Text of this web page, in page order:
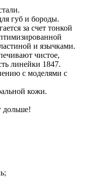
губ и бороды.
за счет тонкой
и язычками.
чистое,
линейки 1847.
с моделями с
кожи.
дольше!